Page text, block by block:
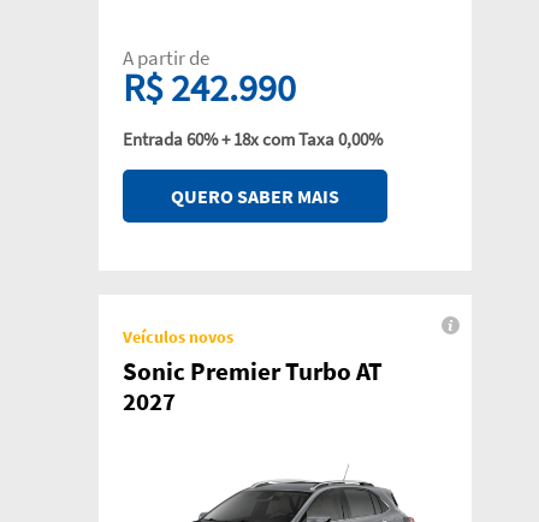
A partir de
R$ 242.990
Entrada 60% + 18x com Taxa 0,00%
QUERO SABER MAIS
Veículos novos
Sonic Premier Turbo AT
2027